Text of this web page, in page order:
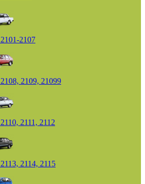
2107
2109, 21099
2111, 2112
2114, 2115